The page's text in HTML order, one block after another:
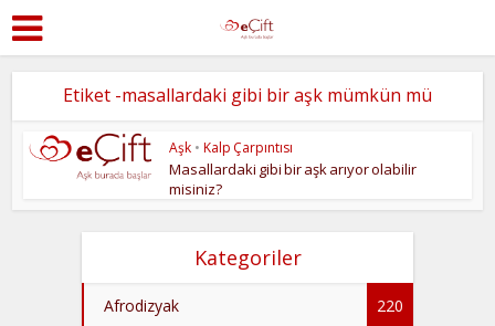
Etiket -masallardaki gibi bir aşk mümkün mü
Aşk • Kalp Çarpıntısı
Masallardaki gibi bir aşk arıyor olabilir
misiniz?
Kategoriler
Afrodizyak 220